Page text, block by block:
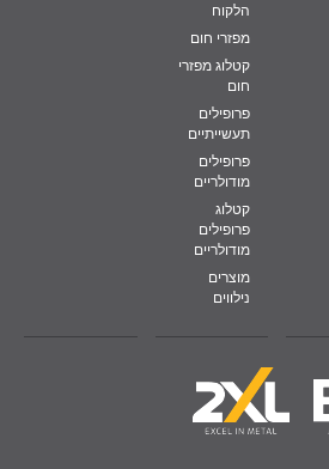
הלקוח
מפזרי חום
קטלוג מפזרי
חום
פרופילים
תעשייתיים
פרופילים
מודולריים
קטלוג
פרופילים
מודולריים
מוצרים
נילווים